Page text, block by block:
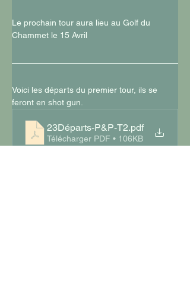
Le prochain tour aura lieu au Golf du
Chammet le 15 Avril
Voici les départs du premier tour, ils se
feront en shot gun.
23Départs-P&P-T2.pdf
Télécharger PDF • 106KB